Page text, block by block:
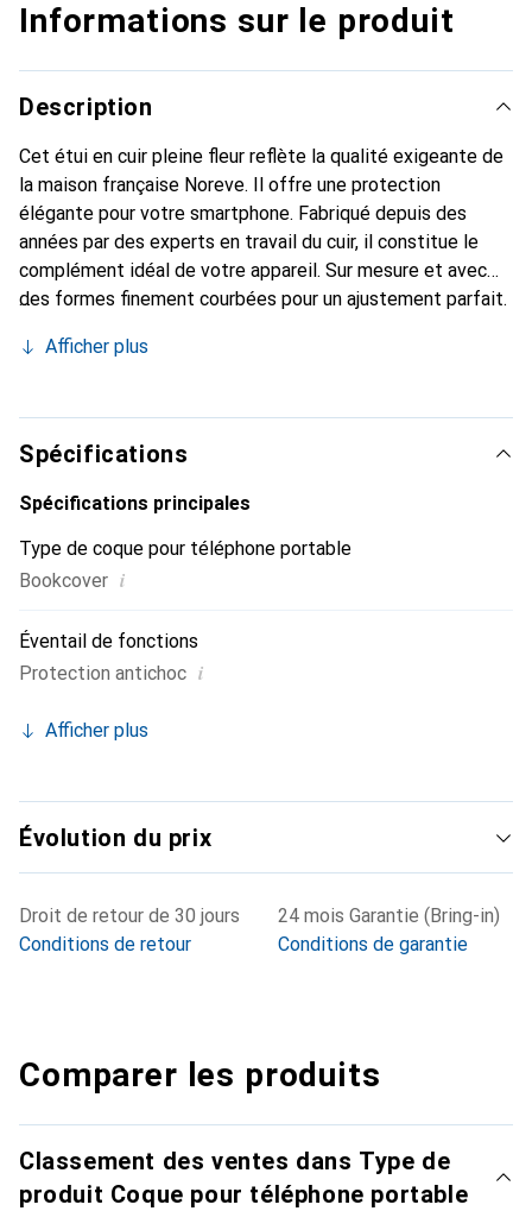
Informations sur le produit
Description
Cet étui en cuir pleine fleur reflète la qualité exigeante de
la maison française Noreve. Il offre une protection
élégante pour votre smartphone. Fabriqué depuis des
années par des experts en travail du cuir, il constitue le
complément idéal de votre appareil. Sur mesure et avec
des formes finement courbées pour un ajustement parfait.
smartphone. La marque Noreve est reconnue
reste toujours un excellent choix pour le client exigeant.
Afficher plus
Spécifications
Spécifications principales
Type de coque pour téléphone portable
Bookcover i
Éventail de fonctions
Protection antichoc i
Afficher plus
Évolution du prix
Droit de retour de 30 jours
Conditions de retour
24 mois Garantie (Bring-in)
Conditions de garantie
Comparer les produits
Classement des ventes dans Type de
produit Coque pour téléphone portable